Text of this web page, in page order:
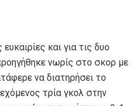
και για τις δυο
νωρίς στο σκορ με
να διατηρήσει το
τρία γκολ στην